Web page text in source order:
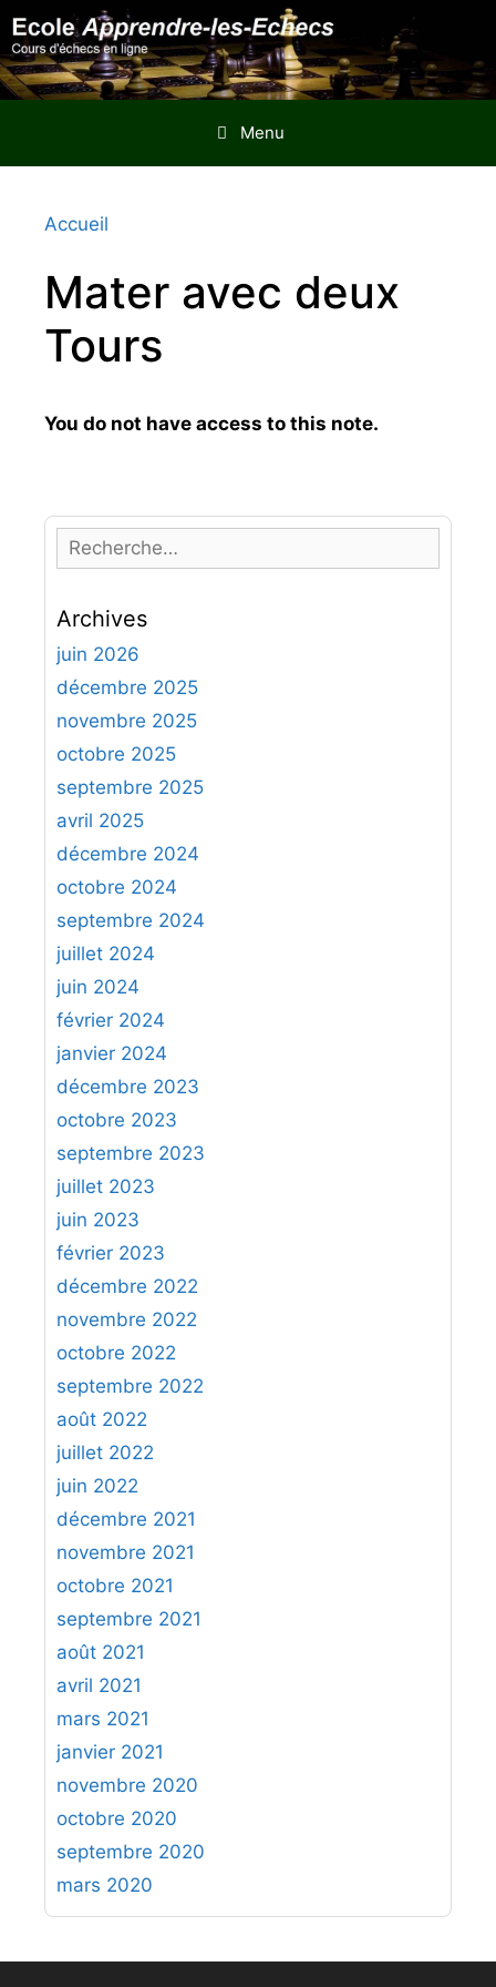
Aller
au
contenu
Menu
Accueil
Mater avec deux
Tours
You do not have access to this note.
e
h
e
r
h
e
r
:
Archives
juin 2026
décembre 2025
novembre 2025
octobre 2025
septembre 2025
avril 2025
décembre 2024
octobre 2024
septembre 2024
juillet 2024
juin 2024
février 2024
janvier 2024
décembre 2023
octobre 2023
septembre 2023
juillet 2023
juin 2023
février 2023
décembre 2022
novembre 2022
octobre 2022
septembre 2022
août 2022
juillet 2022
juin 2022
décembre 2021
novembre 2021
octobre 2021
septembre 2021
août 2021
avril 2021
mars 2021
janvier 2021
novembre 2020
octobre 2020
septembre 2020
mars 2020